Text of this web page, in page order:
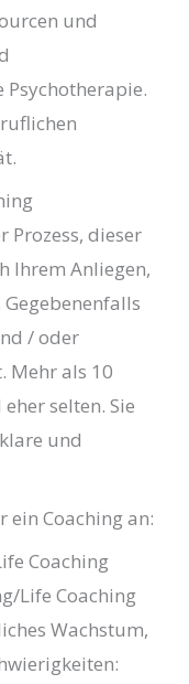
und
Psychotherapie.
Prozess, dieser
Ihrem Anliegen,
/ oder
Mehr als 10
selten. Sie
und
ein Coaching an:
Coaching
Life Coaching
Wachstum,